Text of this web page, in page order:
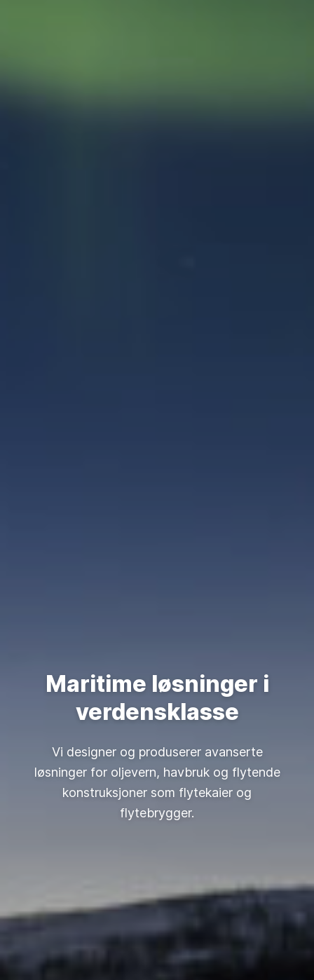
Maritime løsninger i
verdensklasse
Vi designer og produserer avanserte
løsninger for oljevern, havbruk og flytende
konstruksjoner som flytekaier og
flytebrygger.